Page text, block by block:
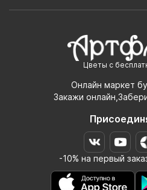
Цветы с
Онлайн маркет
Закажи
-10% на первый